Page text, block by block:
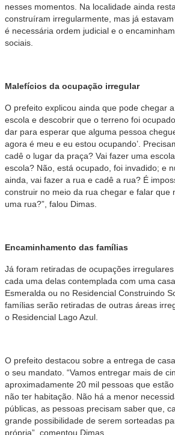
nesses momentos. Na localidade ainda
construíram irregularmente, mas já
é necessária ordem judicial e o
sociais.
Malefícios da ocupação irregular
O prefeito explicou ainda que pode chegar
escola e descobrir que o terreno foi
dar para esperar que alguma pessoa
agora é meu e eu estou ocupando’.
cadê o lugar da praça? Vai fazer uma
escola? Não, está ocupado, foi invadido; e
ainda, vai fazer a rua e cadê a rua? É
construir no meio da rua chegar e falar que
uma rua?”, falou Dimas.
Encaminhamento das famílias
Já foram retiradas de ocupações
cada uma delas contemplada com uma
Esmeralda ou no Residencial Construindo
famílias serão retiradas de outras áreas
o Residencial Lago Azul.
O prefeito destacou sobre a entrega de
o seu mandato. “Vamos entregar mais de
aproximadamente 20 mil pessoas que
não ter habitação. Não há a menor
públicas, as pessoas precisam saber que,
grande possibilidade de serem sorteadas
própria”, comentou Dimas.